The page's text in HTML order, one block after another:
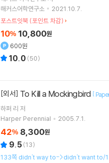
해커스어학연구소
2021.10.7.
포스트잇북 (포인트 차감)
10% 10,800원
600원
10.0 (50)
[외서] To Kill a Mockingbird [
하퍼 리 저
Harper Perennial
2005.7.1.
42% 8,300원
9.5(13)
133쪽 didn't way to->didn't want to/